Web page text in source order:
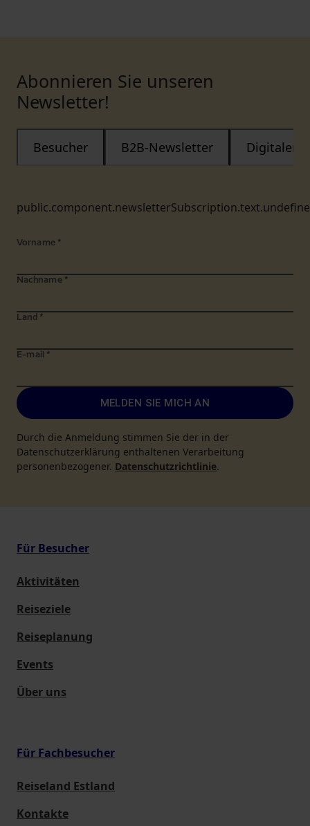
Abonnieren Sie unseren
Newsletter!
Besucher B2B-Newsletter Digitaler
Vorname *
Nachname *
Land *
E-mail *
MELDEN SIE MICH AN
Durch die Anmeldung stimmen Sie der in der
Datenschutzerklärung enthaltenen Verarbeitung
personenbezogener. Datenschutzrichtlinie.
Für Besucher
Aktivitäten
Reiseziele
Reiseplanung
Events
Über uns
Für Fachbesucher
Reiseland Estland
Kontakte